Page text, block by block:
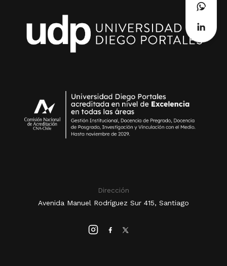
Dirección
Avenida Manuel Rodríguez Sur 415, Santiago